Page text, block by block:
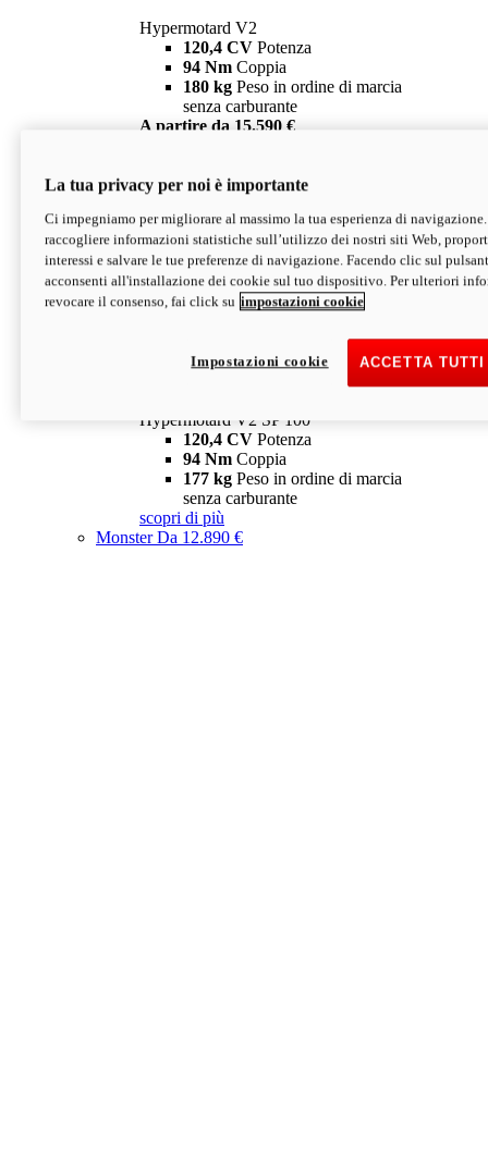
Hypermotard V2
120,4 CV Potenza
94 Nm Coppia
180 kg Peso in ordine di marcia
senza carburante
A partire da 15.590 €
V2 SP
Hypermotard V2 SP
120,4 CVPotenza
94 NmCoppia
177 kgPeso in ordine di marcia
senza carburante
Depotenziata 35 kW: 18.890 € i
configura scopri di più
Hypermotard V2 SP 100
120,4 CV Potenza
94 Nm Coppia
177 kg Peso in ordine di marcia
senza carburante
scopri di più
MonsterDa 12.890 €
La tua privacy per noi è importante
Ci impegniamo per migliorare al massimo la tua esperienza di
raccogliere informazioni statistiche sull’utilizzo dei nostri siti Web,
interessi e salvare le tue preferenze di navigazione. Facendo clic sul
acconsenti all'installazione dei cookie sul tuo dispositivo. Per ulteriori
revocare il consenso, fai click su impostazioni cookie
ACCETTA
Impostazioni cookie